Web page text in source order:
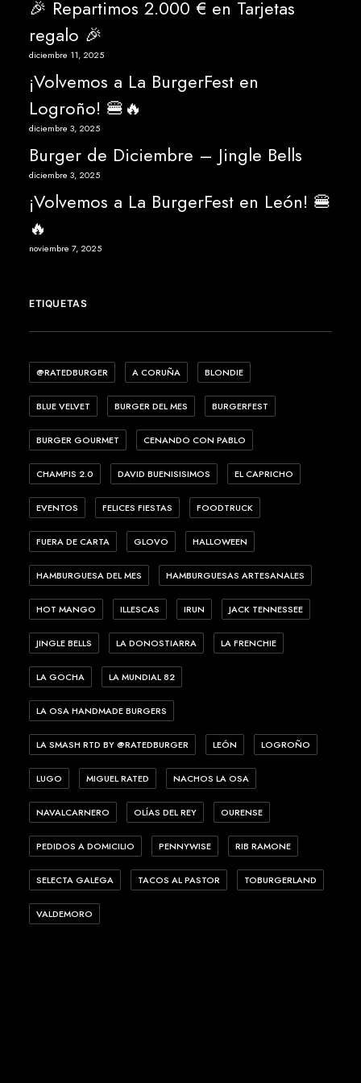
🎉 Repartimos 2.000 € en Tarjetas
regalo 🎉
diciembre 11, 2025
¡Volvemos a La BurgerFest en
Logroño! 🍔🔥
diciembre 3, 2025
Burger de Diciembre – Jingle Bells
diciembre 3, 2025
¡Volvemos a La BurgerFest en León! 🍔
🔥
noviembre 7, 2025
ETIQUETAS
@RATEDBURGER A CORUÑA BLONDIE
BLUE VELVET BURGER DEL MES BURGERFEST
BURGER GOURMET CENANDO CON PABLO
CHAMPIS 2.0 DAVID BUENISISIMOS EL CAPRICHO
EVENTOS FELICES FIESTAS FOODTRUCK
FUERA DE CARTA GLOVO HALLOWEEN
HAMBURGUESA DEL MES HAMBURGUESAS ARTESANALES
HOT MANGO ILLESCAS IRUN JACK TENNESSEE
JINGLE BELLS LA DONOSTIARRA LA FRENCHIE
LA GOCHA LA MUNDIAL 82
LA OSA HANDMADE BURGERS
LA SMASH RTD BY @RATEDBURGER LEÓN LOGROÑO
LUGO MIGUEL RATED NACHOS LA OSA
NAVALCARNERO OLÍAS DEL REY OURENSE
PEDIDOS A DOMICILIO PENNYWISE RIB RAMONE
SELECTA GALEGA TACOS AL PASTOR TOBURGERLAND
VALDEMORO